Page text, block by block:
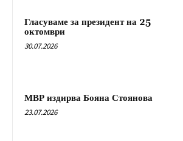
Гласуваме за президент на 25
октомври
30.07.2026
МВР издирва Бояна Стоянова
23.07.2026